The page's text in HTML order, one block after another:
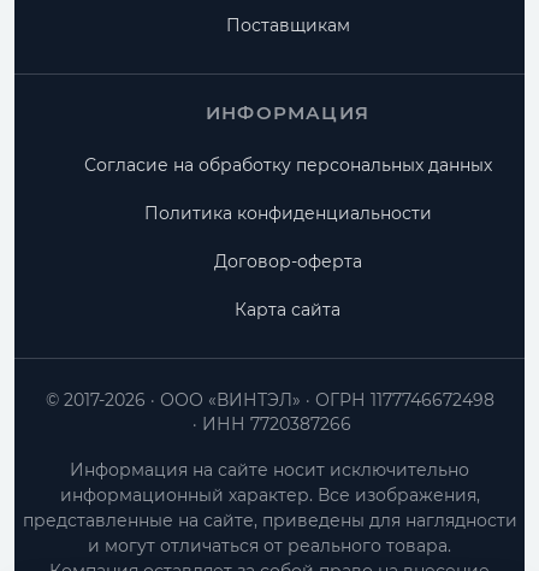
Поставщикам
ИНФОРМАЦИЯ
Согласие на обработку персональных данных
Политика конфиденциальности
Договор-оферта
Карта сайта
ООО «ВИНТЭЛ»
ОГРН 1177746672498
ИНН 7720387266
© 2017-2026
Информация на сайте носит исключительно
информационный характер. Все изображения,
представленные на сайте, приведены для наглядности
и могут отличаться от реального товара.